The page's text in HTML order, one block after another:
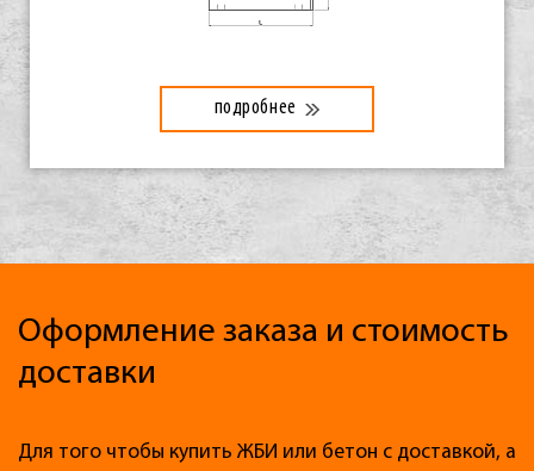
подробнее
Оформление заказа и стоимость
доставки
Для того чтобы купить ЖБИ или бетон с доставкой, а